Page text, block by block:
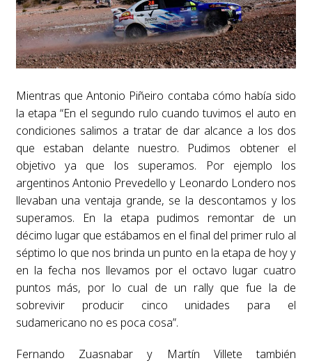
Mientras que Antonio Piñeiro contaba cómo había sido
la etapa “En el segundo rulo cuando tuvimos el auto en
condiciones salimos a tratar de dar alcance a los dos
que estaban delante nuestro. Pudimos obtener el
objetivo ya que los superamos. Por ejemplo los
argentinos Antonio Prevedello y Leonardo Londero nos
llevaban una ventaja grande, se la descontamos y los
superamos. En la etapa pudimos remontar de un
décimo lugar que estábamos en el final del primer rulo al
séptimo lo que nos brinda un punto en la etapa de hoy y
en la fecha nos llevamos por el octavo lugar cuatro
puntos más, por lo cual de un rally que fue la de
sobrevivir producir cinco unidades para el
sudamericano no es poca cosa”.
Fernando Zuasnabar y Martín Villete también